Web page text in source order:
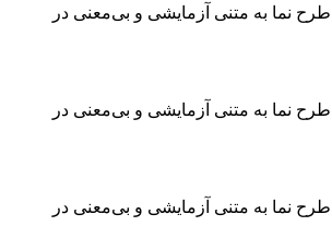
طرح‌ نما به متنی آزمایشی و بی‌معنی در
طرح‌ نما به متنی آزمایشی و بی‌معنی در
طرح‌ نما به متنی آزمایشی و بی‌معنی در